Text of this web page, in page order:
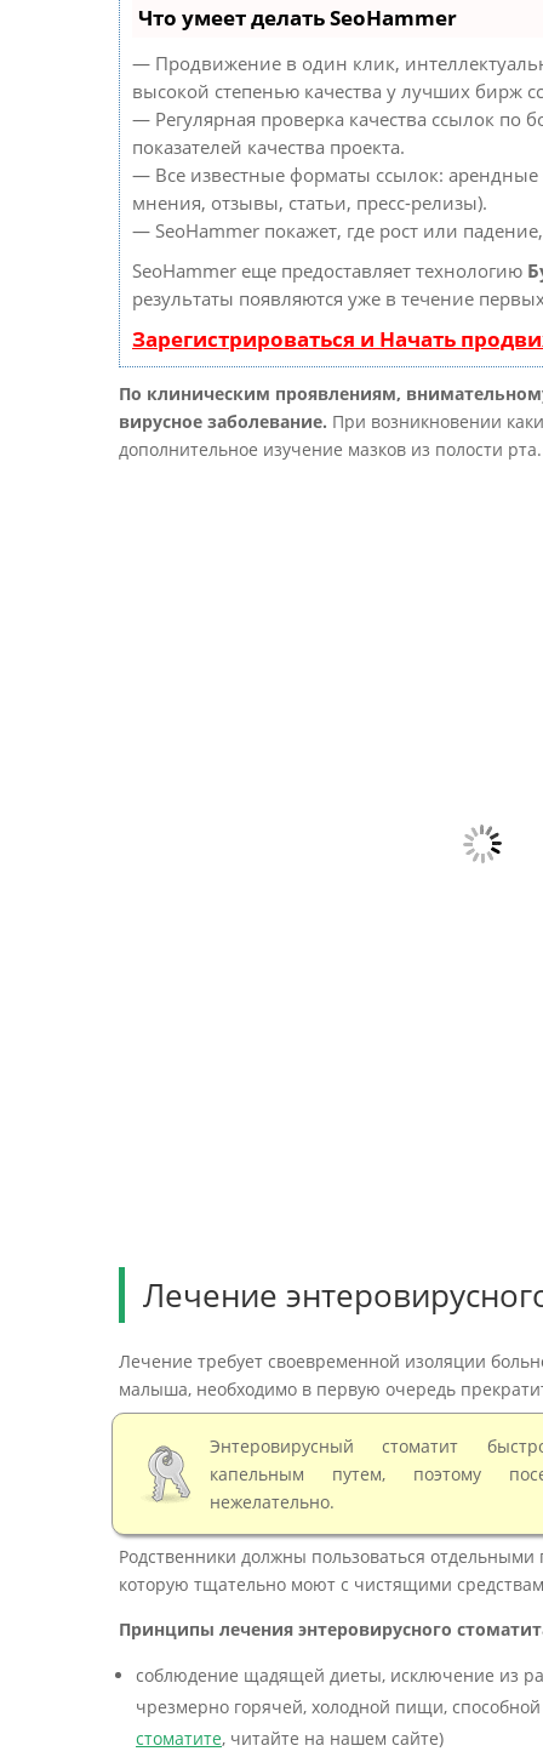
Что умеет делать SeoHammer
— Продвижение в один клик,
высокой степенью качества у лучших бирж
— Регулярная проверка качества ссылок по
показателей качества проекта.
— Все известные форматы ссылок:
мнения, отзывы, статьи, пресс-релизы).
— SeoHammer покажет, где рост или
SeoHammer еще предоставляет технологию
результаты появляются уже в течение
Зарегистрироваться и Начать
По клиническим проявлениям,
вирусное заболевание. При возникновении
дополнительное изучение мазков из полости рта.
Лечение
Лечение требует своевременной изоляции
малыша, необходимо в первую очередь
Энтеровирусный стоматит
капельным путем, поэтому
нежелательно.
Родственники должны пользоваться
которую тщательно моют с чистящими
Принципы лечения энтеровирусного
соблюдение щадящей диеты, исключение из
чрезмерно горячей, холодной пищи,
стоматите, читайте на нашем сайте)